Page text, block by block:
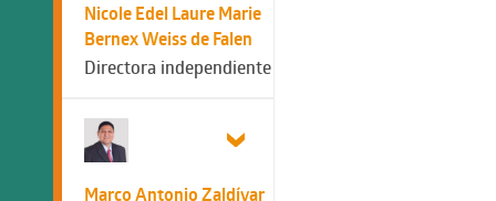
Nicole Edel Laure Marie
Bernex Weiss de Falen
Directora independiente
Marco Antonio Zaldívar